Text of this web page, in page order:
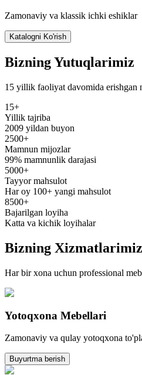
Zamonaviy va klassik ichki eshiklar
Katalogni Ko'rish
BizningYutuqlarimiz
15 yillik faoliyat davomida erishgan
15+
Yillik tajriba
2009 yildan buyon
2500+
Mamnun mijozlar
99% mamnunlik darajasi
5000+
Tayyor mahsulot
Har oy 100+ yangi mahsulot
8500+
Bajarilgan loyiha
Katta va kichik loyihalar
Bizning Xizmatlarimiz
Har bir xona uchun professional
Yotoqxona Mebellari
Zamonaviy va qulay yotoqxona
Buyurtma berish